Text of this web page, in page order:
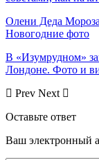
Олени Деда
Новогодние фото
В «Изумрудном»
Лондоне. Фото и
Prev Next
Оставьте ответ
Ваш электронный